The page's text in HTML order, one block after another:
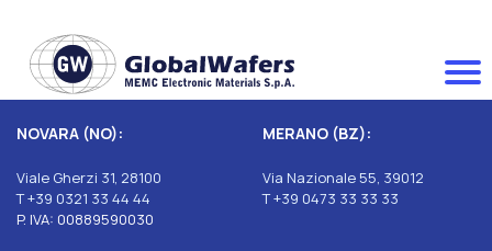
NOVARA (NO):
Viale Gherzi 31, 28100
T +39 0321 33 44 44
P. IVA: 00889590030
MERANO (BZ):
Via Nazionale 55, 39012
T +39 0473 33 33 33